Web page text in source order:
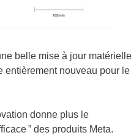
belle mise à jour matérielle
entièrement nouveau pour le
donne plus le
” des produits Meta.